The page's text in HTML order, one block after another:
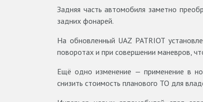
Задняя часть автомобиля заметно
задних фонарей.
На обновленный UAZ PATRIOT
поворотах и при совершении маневров,
Ещё одно изменение — применение в
снизить стоимость планового ТО для